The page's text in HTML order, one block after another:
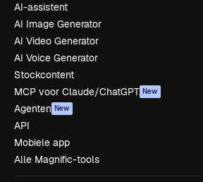
AI-assistent
AI Image Generator
AI Video Generator
AI Voice Generator
Stockcontent
MCP voor Claude/ChatGPT New
Agenten New
API
Mobiele app
Alle Magnific-tools